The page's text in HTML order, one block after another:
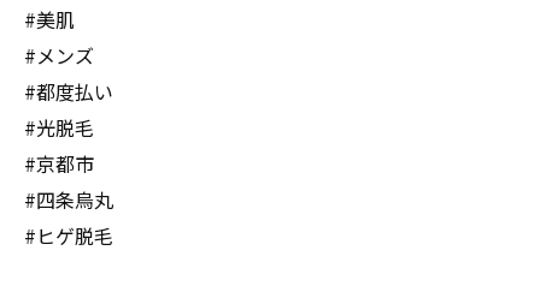
#美肌
#メンズ
#都度払い
#光脱毛
#京都市
#四条烏丸
#ヒゲ脱毛